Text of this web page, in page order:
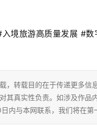
境旅游高质量发展 #
，转载目的在于传递更多信
其真实性负责。如涉及作品
内与本网联系，我们将在第